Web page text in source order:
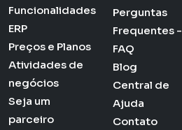
Funcionalidades
ERP
Preços e Planos
Atividades de
negócios
Seja um
parceiro
Perguntas
Frequentes -
FAQ
Blog
Central de
Ajuda
Contato